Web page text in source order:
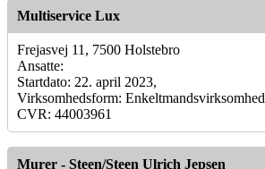
Multiservice Lux
Frejasvej 11, 7500 Holstebro
Ansatte:
Startdato: 22. april 2023,
Virksomhedsform: Enkeltmandsvirksomhed
CVR: 44003961
Murer - Steen/Steen Ulrich Jepsen